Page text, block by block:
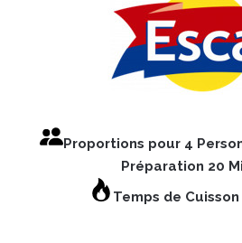
Proportions pour 4
Préparation 20
Temps de